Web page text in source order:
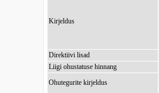
Kirjeldus
Direktiivi lisad
Liigi ohustatuse hinnang
Ohutegurite kirjeldus